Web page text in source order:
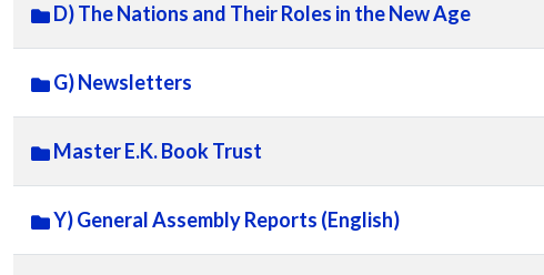
D) The Nations and Their Roles in the New Age
G) Newsletters
Master E.K. Book Trust
Y) General Assembly Reports (English)